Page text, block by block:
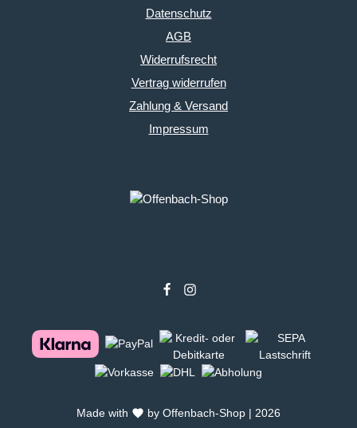
Datenschutz
AGB
Widerrufsrecht
Vertrag widerrufen
Zahlung & Versand
Impressum
Made with by Offenbach-Shop | 2026